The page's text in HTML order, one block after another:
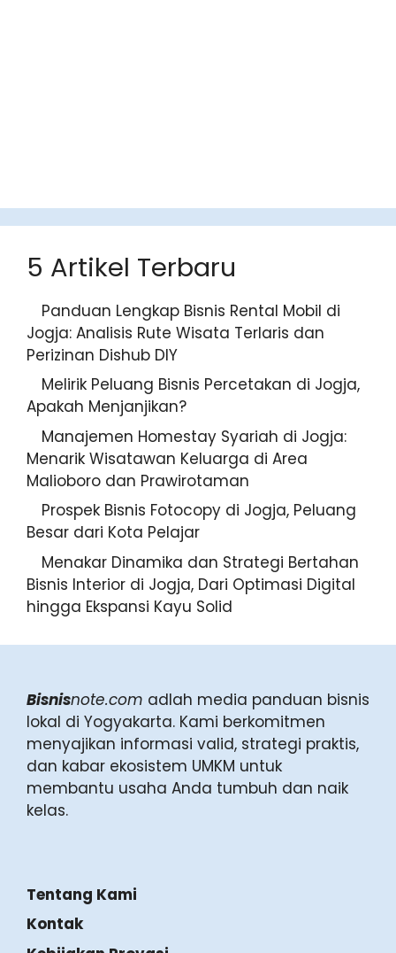
5 Artikel Terbaru
Panduan Lengkap Bisnis Rental Mobil di
Jogja: Analisis Rute Wisata Terlaris dan
Perizinan Dishub DIY
Melirik Peluang Bisnis Percetakan di Jogja,
Apakah Menjanjikan?
Manajemen Homestay Syariah di Jogja:
Menarik Wisatawan Keluarga di Area
Malioboro dan Prawirotaman
Prospek Bisnis Fotocopy di Jogja, Peluang
Besar dari Kota Pelajar
Menakar Dinamika dan Strategi Bertahan
Bisnis Interior di Jogja, Dari Optimasi Digital
hingga Ekspansi Kayu Solid
Bisnisnote.com adlah media panduan bisnis
lokal di Yogyakarta. Kami berkomitmen
menyajikan informasi valid, strategi praktis,
dan kabar ekosistem UMKM untuk
membantu usaha Anda tumbuh dan naik
kelas.
Tentang Kami
Kontak